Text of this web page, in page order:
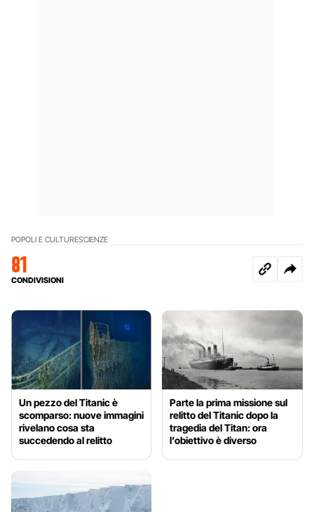
POPOLI E CULTURESCIENZE
81
CONDIVISIONI
Un pezzo del Titanic è
scomparso: nuove immagini
rivelano cosa sta
succedendo al relitto
Parte la prima missione sul
relitto del Titanic dopo la
tragedia del Titan: ora
l’obiettivo è diverso